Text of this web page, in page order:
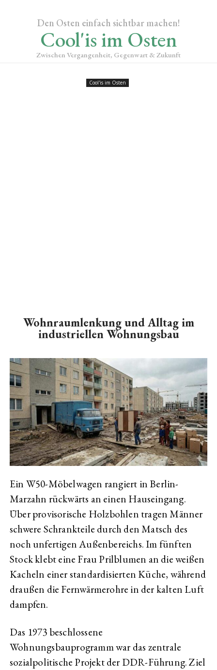
Den Osten einfach sichtbar machen!
Cool'is im Osten
Zwischen Vergangenheit, Gegenwart & Zukunft
Cool'is im Osten
Wohnraumlenkung und Alltag im
industriellen Wohnungsbau
Ein W50-Möbelwagen rangiert in Berlin-
Marzahn rückwärts an einen Hauseingang.
Über provisorische Holzbohlen tragen Männer
schwere Schrankteile durch den Matsch des
noch unfertigen Außenbereichs. Im fünften
Stock klebt eine Frau Prilblumen an die weißen
Kacheln einer standardisierten Küche, während
draußen die Fernwärmerohre in der kalten Luft
dampfen.
Das 1973 beschlossene
Wohnungsbauprogramm war das zentrale
sozialpolitische Projekt der DDR-Führung. Ziel